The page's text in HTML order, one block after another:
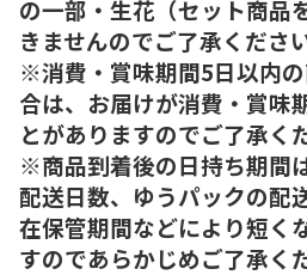
の一部・生花（セット商品
きませんのでご了承ください
※消費・賞味期間5日以内
合は、お届けが消費・賞味
とがありますのでご了承く
※商品到着後の日持ち期間
配送日数、ゆうパックの配
在保管期間などにより短く
すのであらかじめご了承く